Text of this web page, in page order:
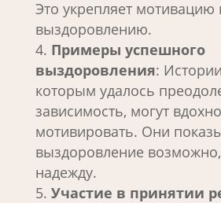
Это укрепляет мотивацию
выздоровлению.
Примеры успешного
выздоровления:
которым удалось
зависимость, могут
мотивировать. Они
выздоровление
надежду.
Участие в принятии